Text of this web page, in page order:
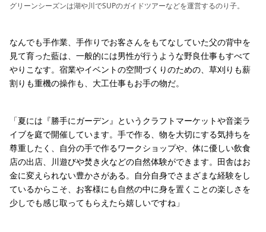
グリーンシーズンは湖や川でSUPのガイドツアーなどを運営するのり子。
なんでも手作業、手作りでお客さんをもてなしていた父の背中を
見て育った藍は、一般的には男性が行うような野良仕事もすべて
やりこなす。宿業やイベントの空間づくりのための、草刈りも薪
割りも重機の操作も、大工仕事もお手の物だ。
「夏には『勝手にガーデン』というクラフトマーケットや音楽ラ
イブを庭で開催しています。手で作る、物を大切にする気持ちを
尊重したく、自分の手で作るワークショップや、体に優しい飲食
店の出店、川遊びや焚き火などの自然体験ができます。田舎はお
金に変えられない豊かさがある。自分自身でさまざまな経験をし
ているからこそ、お客様にも自然の中に身を置くことの楽しさを
少しでも感じ取ってもらえたら嬉しいですね」